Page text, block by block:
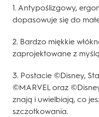
1. Antypoślizgowy,
dopasowuje się do
2. Bardzo miękkie
zaprojektowane z
3. Postacie ©Disney,
©MARVEL oraz
znają i uwielbiają, co
szczotkowania.